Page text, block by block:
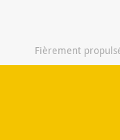
Fièrement